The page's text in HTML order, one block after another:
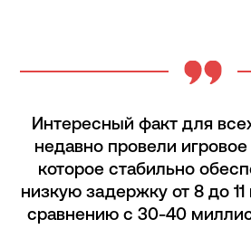
Интересный факт для
недавно провели
которое стабильно
низкую задержку от 8 до
сравнению с 30-40